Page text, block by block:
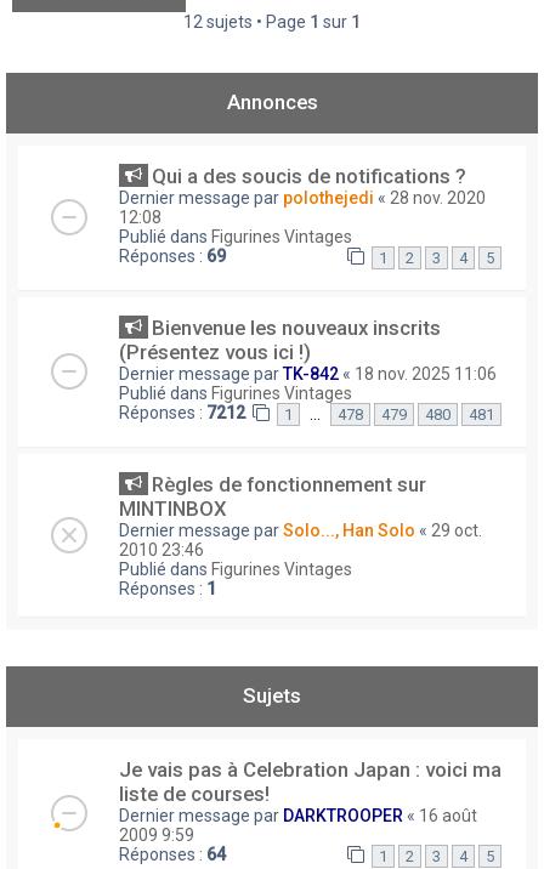
12 sujets • Page 1 sur 1
Annonces
Qui a des soucis de notifications ?
Dernier message par polothejedi « 28 nov. 2020
12:08
Publié dans Figurines Vintages
Réponses : 69 1 2 3 4 5
Bienvenue les nouveaux inscrits
(Présentez vous ici !)
Dernier message parTK-842 « 18 nov. 2025 11:06
Publié dans Figurines Vintages
Réponses : 7212 1 … 478 479 480 481
Règles de fonctionnement sur
MINTINBOX
Dernier message parSolo..., Han Solo « 29 oct.
2010 23:46
Publié dans Figurines Vintages
Réponses : 1
Sujets
Je vais pas à Celebration Japan : voici ma
liste de courses!
Dernier message par DARKTROOPER « 16 août
2009 9:59
Réponses : 64 1 2 3 4 5